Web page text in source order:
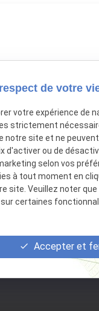
chevron_right
de votre
votre expérience de
strictement
notre site et ne
d'activer ou de
selon vos
à tout moment en
site. Veuillez noter
certaines
Accepter et